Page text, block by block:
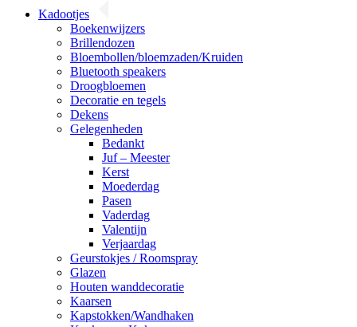
Kadootjes
Boekenwijzers
Brillendozen
Bloembollen/bloemzaden/Kruiden
Bluetooth speakers
Droogbloemen
Decoratie en tegels
Dekens
Gelegenheden
Bedankt
Juf – Meester
Kerst
Moederdag
Pasen
Vaderdag
Valentijn
Verjaardag
Geurstokjes / Roomspray
Glazen
Houten wanddecoratie
Kaarsen
Kapstokken/Wandhaken